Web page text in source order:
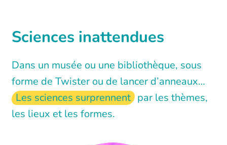
Sciences inattendues
Dans un musée ou une bibliothèque, sous
forme de Twister ou de lancer d’anneaux…
Les sciences surprennent par les thèmes,
les lieux et les formes.